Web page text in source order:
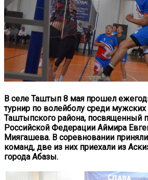
В селе Таштып 8 мая прошел
турнир по волейболу среди
Таштыпского района, посвященный
Российской Федерации Аймира
Миягашева. В соревновании
команд, две из них приехали из
города Абазы.